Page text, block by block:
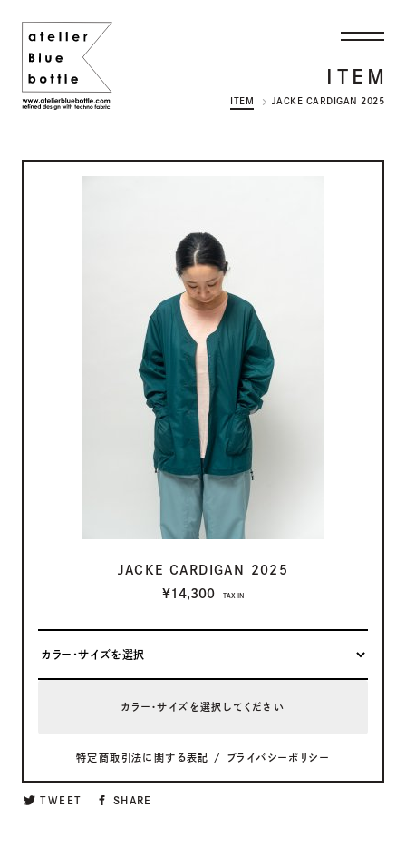
ITEM
ITEM JACKE CARDIGAN 2025
TWEET SHARE
JACKE CARDIGAN 2025
¥14,300
TAX IN
カラー・サイズを選択してください
特定商取引法に関する表記 / プライバシーポリシー